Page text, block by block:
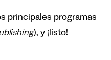
principales programas
), y ¡listo!